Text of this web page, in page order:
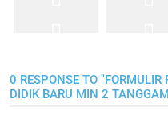
0 RESPONSE TO
DIDIK BARU MIN 2